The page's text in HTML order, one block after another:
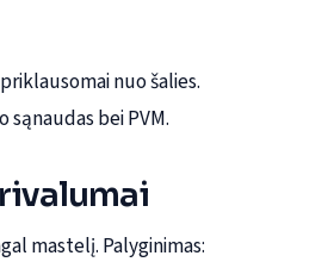
nuo šalies.
bei PVM.
mastelį. Palyginimas: